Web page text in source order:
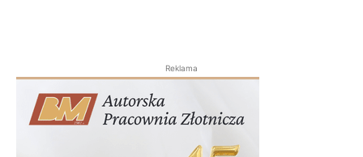
Reklama